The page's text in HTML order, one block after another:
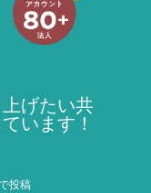
上げたい共
います！
投稿